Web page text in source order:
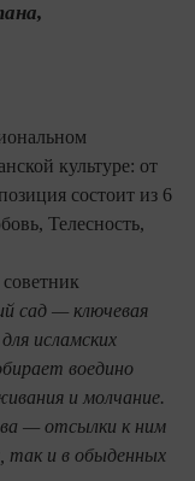
культуре: от
состоит из 6
Телесность,
сад — ключевая
исламских
воедино
и молчание.
— отсылки к ним
так и в обыденных